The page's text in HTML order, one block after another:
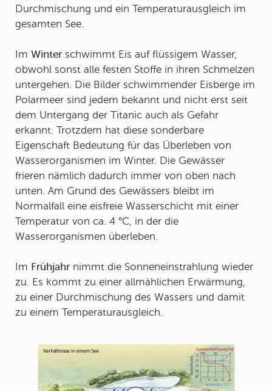
Durchmischung und ein Temperaturausgleich im
gesamten See.
Im Winter schwimmt Eis auf flüssigem Wasser,
obwohl sonst alle festen Stoffe in ihren Schmelzen
untergehen. Die Bilder schwimmender Eisberge im
Polarmeer sind jedem bekannt und nicht erst seit
dem Untergang der Titanic auch als Gefahr
erkannt. Trotzdem hat diese sonderbare
Eigenschaft Bedeutung für das Überleben von
Wasserorganismen im Winter. Die Gewässer
frieren nämlich dadurch immer von oben nach
unten. Am Grund des Gewässers bleibt im
Normalfall eine eisfreie Wasserschicht mit einer
Temperatur von ca. 4 °C, in der die
Wasserorganismen überleben.
Im Frühjahr nimmt die Sonneneinstrahlung wieder
zu. Es kommt zu einer allmählichen Erwärmung,
zu einer Durchmischung des Wassers und damit
zu einem Temperaturausgleich.